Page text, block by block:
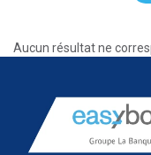
Aucun résultat ne